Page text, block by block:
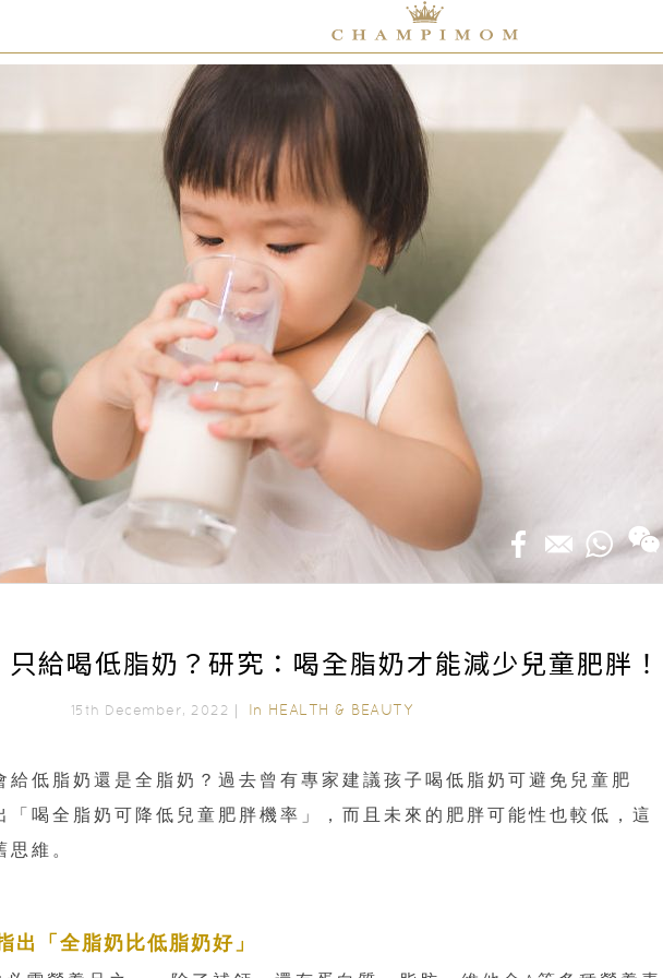
只給喝低脂奶？研究：喝全脂奶才能減少兒童肥胖
15th December, 2022｜ In HEALTH & BEAUTY
給低脂奶還是全脂奶？過去曾有專家建議孩子喝低脂奶可避免兒童肥
「喝全脂奶可降低兒童肥胖機率」，而且未來的肥胖可能性也較低，這
維。
「全脂奶比低脂奶好」